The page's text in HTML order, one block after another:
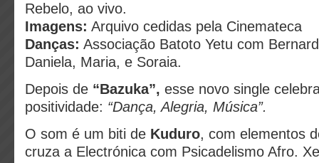
Rebelo, ao vivo.
Imagens: Arquivo cedidas pela Cinemateca
Danças: Associação Batoto Yetu com
Daniela, Maria, e Soraia.
Depois de “Bazuka”, esse novo single
positividade: “Dança, Alegria, Música”.
O som é um biti de Kuduro, com elementos
cruza a Electrónica com Psicadelismo Afro.